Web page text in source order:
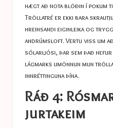
hægt að nota blöðin í pokum
Tröllatré er ekki bara
hreinsandi eiginleika og
andrúmsloft. Vertu viss um
sólarljósi, þar sem það hefur
lágmarks umönnun mun
innréttinguna þína.
Ráð 4:
jurtakeim